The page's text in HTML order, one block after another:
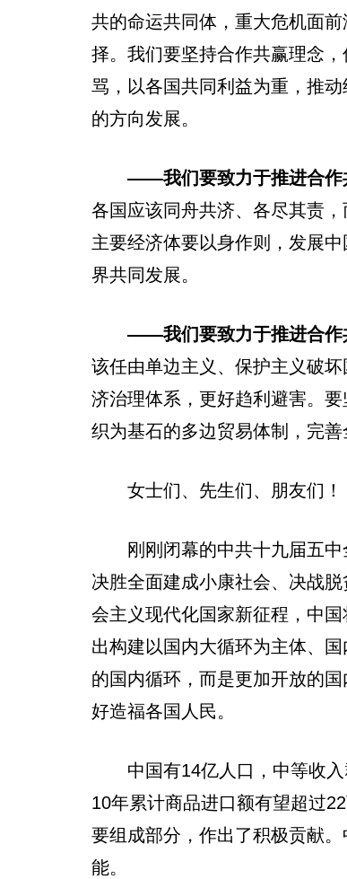
共的命运共同体，重大危机面
择。我们要坚持合作共赢理念
骂，以各国共同利益为重，推
的方向发展。
——我们要致力于推进合作共
各国应该同舟共济、各尽其责
主要经济体要以身作则，发展
界共同发展。
——我们要致力于推进合作共
该任由单边主义、保护主义破
济治理体系，更好趋利避害。
织为基石的多边贸易体制，完
女士们、先生们、朋友们！
刚刚闭幕的中共十九届五中
决胜全面建成小康社会、决战
会主义现代化国家新征程，中
出构建以国内大循环为主体、
的国内循环，而是更加开放的
好造福各国人民。
中国有14亿人口，中等收入
10年累计商品进口额有望超过
要组成部分，作出了积极贡献
能。